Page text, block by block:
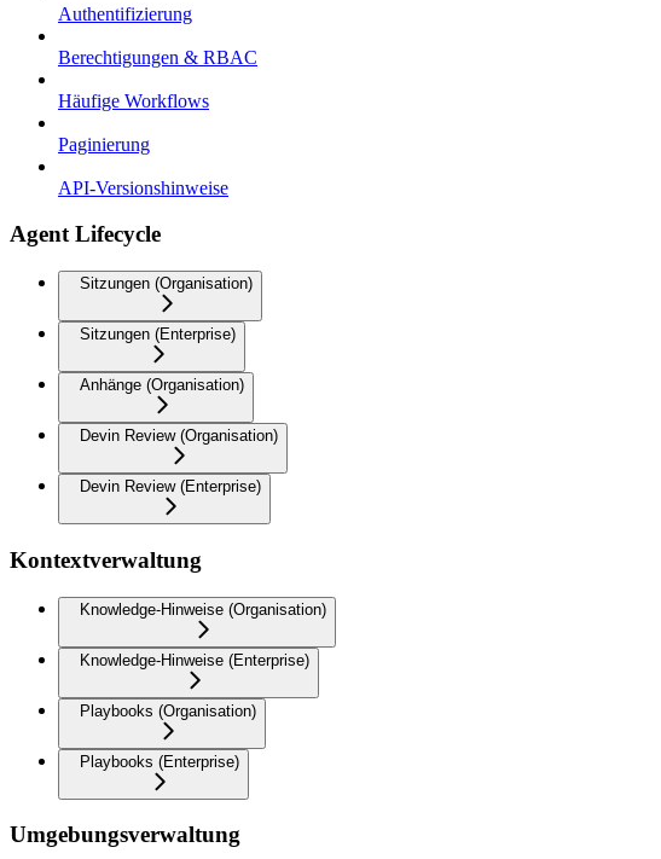
Authentifizierung
Berechtigungen & RBAC
Häufige Workflows
Paginierung
API-Versionshinweise
Agent Lifecycle
Sitzungen (Organisation)
Sitzungen (Enterprise)
Anhänge (Organisation)
Devin Review (Organisation)
Devin Review (Enterprise)
Kontextverwaltung
Knowledge-Hinweise (Organisation)
Knowledge-Hinweise (Enterprise)
Playbooks (Organisation)
Playbooks (Enterprise)
Umgebungsverwaltung